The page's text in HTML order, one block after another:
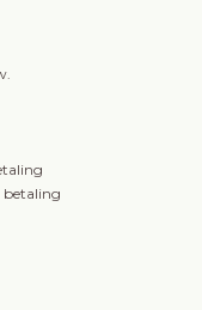
betaling